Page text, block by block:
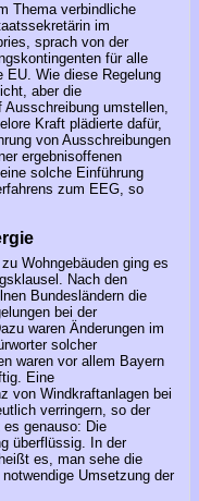
Thema verbindliche
im
sprach von der
für alle
EU. Wie diese Regelung
aber die
Ausschreibung umstellen,
Kraft plädierte dafür,
von Ausschreibungen
ergebnisoffenen
solche Einführung
zum EEG, so
Wohngebäuden ging es
Nach den
Bundesländern die
bei der
waren Änderungen im
solcher
waren vor allem Bayern
Eine
von Windkraftanlagen bei
verringern, so der
genauso: Die
überflüssig. In der
es, man sehe die
Umsetzung der